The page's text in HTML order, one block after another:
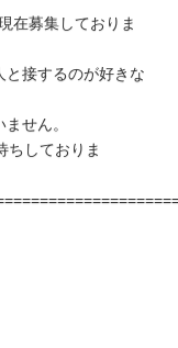
在募集しておりま
接するのが好きな
せん。
ちしておりま